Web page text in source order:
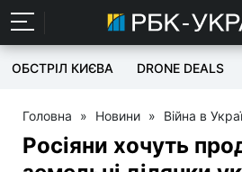
ОБСТРІЛ КИЄВА DRONE DEALS
Головна » Новини » Війна в
Росіяни хочуть